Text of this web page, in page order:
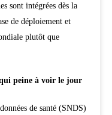
sont intégrées dès la
de déploiement et
plutôt que
qui peine à voir le jour
de santé (SNDS)